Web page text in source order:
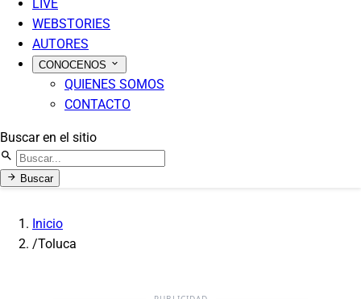
LIVE
WEBSTORIES
AUTORES
CONOCENOS
QUIENES SOMOS
CONTACTO
Buscar en el sitio
Buscar
Inicio
/Toluca